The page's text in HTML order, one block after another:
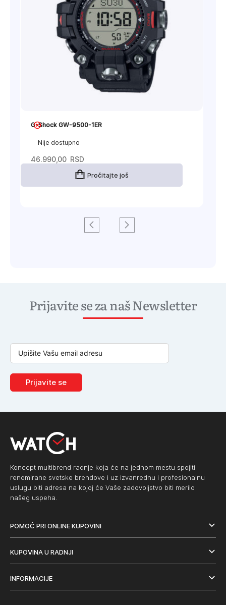
Nije dostupno
G-Shock GW-9500-1ER
46.990,00 RSD
Pročitajte još
Prijavite se za naš Newsletter
Prijavite se
Koncept multibrend radnje koja će na jednom mestu spojiti
renomirane svetske brendove i uz izvanrednu i profesionalnu
uslugu biti adresa na kojoj će Vaše zadovoljstvo biti merilo
našeg uspeha.
POMOĆ PRI ONLINE KUPOVINI
KUPOVINA U RADNJI
INFORMACIJE